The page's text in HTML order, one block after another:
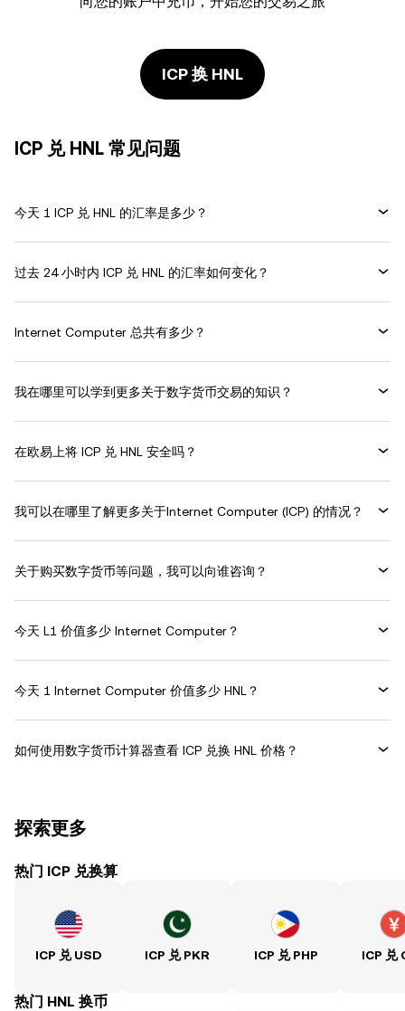
ICP 换 HNL
ICP 兑 HNL 常见问题
今天 1 ICP 兑 HNL 的汇率是多少？
过去 24 小时内 ICP 兑 HNL 的汇率如何变化？
Internet Computer 总共有多少？
我在哪里可以学到更多关于数字货币交易的知识？
在欧易上将 ICP 兑 HNL 安全吗？
我可以在哪里了解更多关于Internet Computer (ICP) 的情况？
关于购买数字货币等问题，我可以向谁咨询？
今天 L1 价值多少 Internet Computer？
今天 1 Internet Computer 价值多少 HNL？
如何使用数字货币计算器查看 ICP 兑换 HNL 价格？
探索更多
热门 ICP 兑换算
ICP 兑 USD ICP 兑 PKR ICP 兑 PHP ICP 兑
热门 HNL 换币